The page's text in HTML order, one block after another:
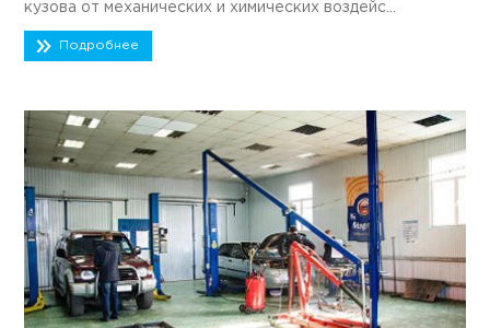
кузова от механических и химических воздейс...
Подробнее